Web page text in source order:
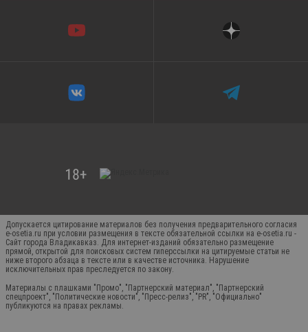
Допускается цитирование материалов без получения предварительного согласия
e-osetia.ru при условии размещения в тексте обязательной ссылки на e-osetia.ru -
Сайт города Владикавказ. Для интернет-изданий обязательно размещение
прямой, открытой для поисковых систем гиперссылки на цитируемые статьи не
ниже второго абзаца в тексте или в качестве источника. Нарушение
исключительных прав преследуется по закону.
Материалы с плашками "Промо", "Партнерский материал", "Партнерский
спецпроект", "Политические новости", "Пресс-релиз", "PR", "Официально"
публикуются на правах рекламы.